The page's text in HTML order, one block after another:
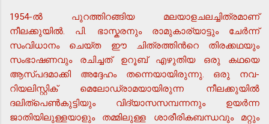
1954-ല്‍ പുറത്തിറങ്ങിയ മലയാളചലച്ചിത്രമാണ്
നീലക്കുയില്‍. പി. ഭാസ്കരനും രാമുകാര്യാട്ടും ചേര്‍ന്ന്
സംവിധാനം ചെയ്ത ഈ ചിത്രത്തിന്‍റെ തിരക്കഥയും
സംഭാഷണവും രചിച്ചത് ഉറൂബ് എഴുതിയ ഒരു കഥയെ
ആസ്പദമാക്കി അദ്ദേഹം തന്നെയായിരുന്നു. ഒരു നവ-
റിയലിസ്റ്റിക് മെലോഡ്രാമയായിരുന്ന നീലക്കുയില്‍
ദലിത്പെണ്‍കുട്ടിയും വിദ്യാസസമ്പന്നനും ഉയര്‍ന്ന
ജാതിയിലുള്ളയാളും തമ്മിലുള്ള ശാരീരികബന്ധവും മറ്റും